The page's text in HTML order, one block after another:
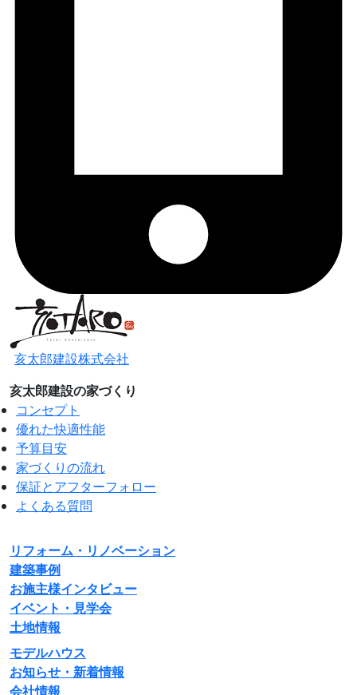
亥太郎建設株式会社
亥太郎建設の家づくり
コンセプト
優れた快適性能
予算目安
家づくりの流れ
保証とアフターフォロー
よくある質問
リフォーム・リノベーション
建築事例
お施主様インタビュー
イベント・見学会
土地情報
モデルハウス
お知らせ・新着情報
会社情報